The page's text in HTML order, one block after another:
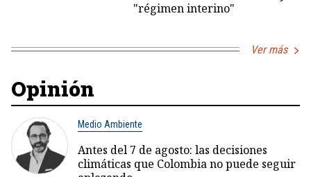
"régimen interino"
Ver más
Opinión
Medio Ambiente
Antes del 7 de agosto: las decisiones
climáticas que Colombia no puede seguir